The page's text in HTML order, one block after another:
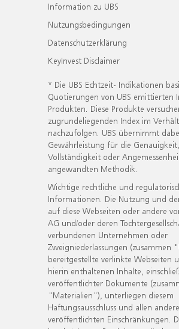
Information zu UBS
Nutzungsbedingungen
Datenschutzerklärung
KeyInvest Disclaimer
* Die UBS Echtzeit- Indikationen
Quotierungen von UBS emittierten
Produkten. Diese Produkte
zugrundeliegenden Index im
nachzufolgen. UBS übernimmt
Gewährleistung für die Genauigkeit,
Vollständigkeit oder
angewandten Methodik.
Wichtige rechtliche und
Informationen. Die Nutzung und
auf diese Webseiten oder andere
AG und/oder deren
verbundenen Unternehmen oder
Zweigniederlassungen (zusammen
bereitgestellte verlinkte Webseiten
hierin enthaltenen Inhalte,
veröffentlichter Dokumente
"Materialien"), unterliegen diesem
Haftungsausschluss und allen
veröffentlichten Einschränkungen.